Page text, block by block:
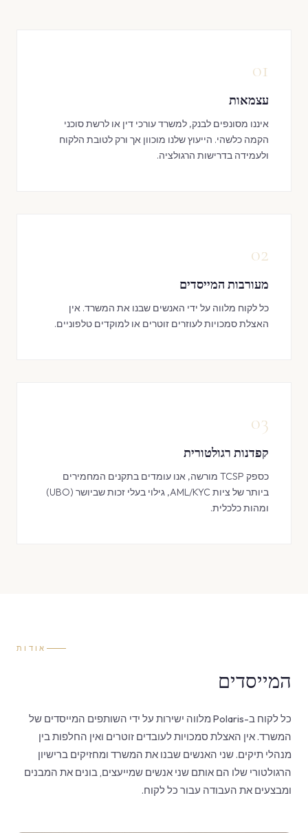
01
עצמאות
איננו מסונפים לבנק, למשרד עורכי דין או לרשת סוכני
הקמה כלשהי. הייעוץ שלנו מוכוון אך ורק לטובת הלקוח
ולעמידה בדרישות הרגולציה.
02
מעורבות המייסדים
כל לקוח מלווה על ידי האנשים שבנו את המשרד. אין
האצלת סמכויות לעוזרים זוטרים או למוקדים טלפוניים.
03
קפדנות רגולטורית
כספק TCSP מורשה, אנו עומדים בתקנים המחמירים
ביותר של ציות AML/KYC, גילוי בעלי זכות שביושר (UBO)
ומהות כלכלית.
אודות
המייסדים
כל לקוח ב-Polaris מלווה ישירות על ידי השותפים המייסדים של
המשרד. אין האצלת סמכויות לעובדים זוטרים ואין החלפות בין
מנהלי תיקים. שני האנשים שבנו את המשרד ומחזיקים ברישיון
הרגולטורי שלו הם אותם שני אנשים שמייעצים, בונים את המבנים
ומבצעים את העבודה עבור כל לקוח.